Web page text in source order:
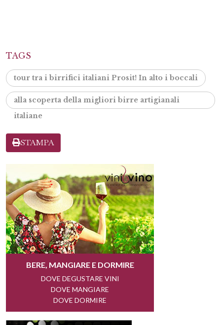
TAGS
tour tra i birrifici italiani Prosit! In alto i boccali
alla scoperta della migliori birre artigianali
italiane
STAMPA